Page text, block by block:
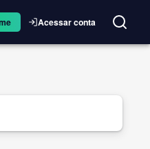
Acessar conta